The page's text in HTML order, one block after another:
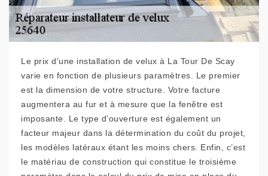
Le prix d’une installation de velux à La Tour De Scay
varie en fonction de plusieurs paramètres. Le premier
est la dimension de votre structure. Votre facture
augmentera au fur et à mesure que la fenêtre est
imposante. Le type d’ouverture est également un
facteur majeur dans la détermination du coût du projet,
les modèles latéraux étant les moins chers. Enfin, c’est
le matériau de construction qui constitue le troisième